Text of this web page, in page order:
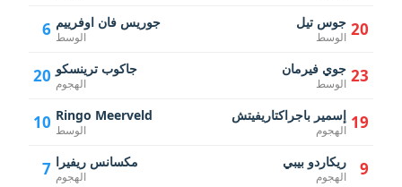
6 جوريس فان اوفرييم
الوسط
20 جاكوب ترينسكو
الهجوم
10 Ringo Meerveld
الوسط
7 مكسانس ريفيرا
الهجوم
20 جوس تيل
الوسط
23 جوي فيرمان
الوسط
19 إسمير باجراكتاريفيتش
الهجوم
9 ريكاردو بيبي
الهجوم